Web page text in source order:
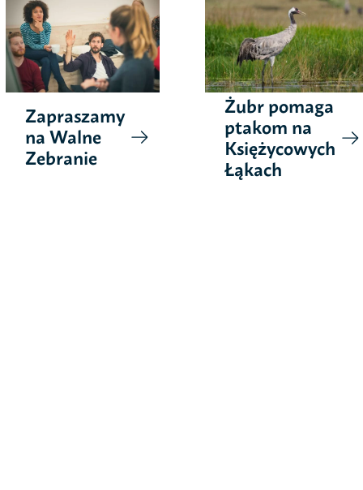
Zapraszamy
na Walne
Zebranie
Żubr pomaga
ptakom na
Księżycowych
Łąkach